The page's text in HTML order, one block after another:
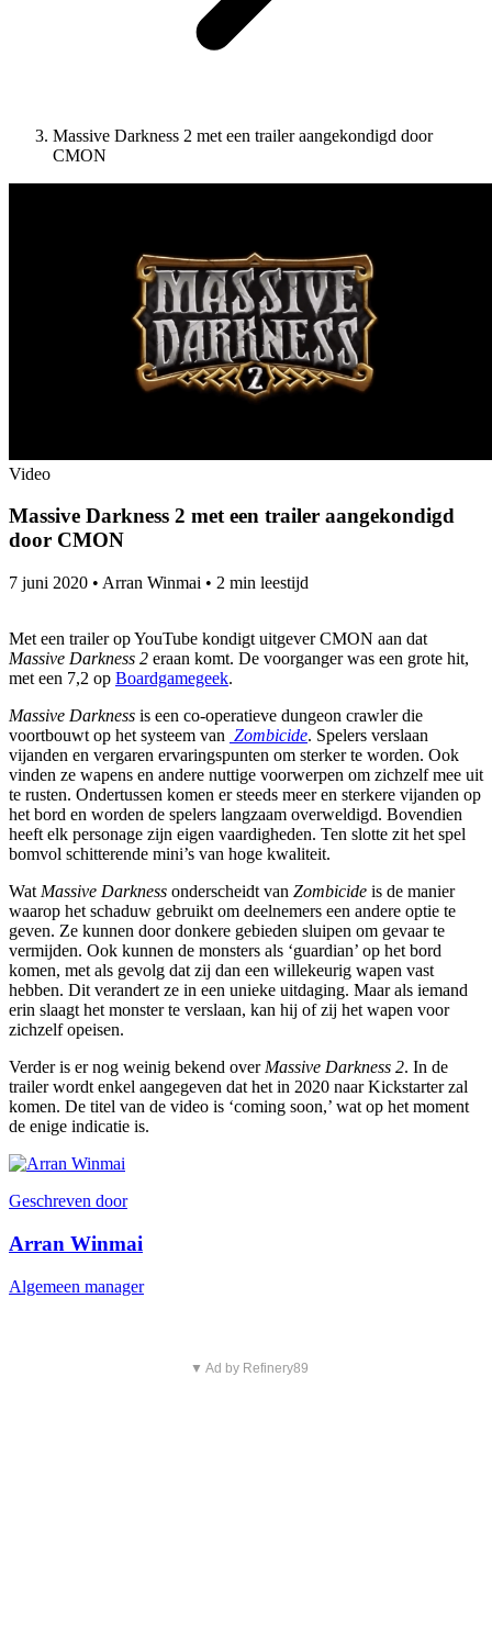
Massive Darkness 2 met een trailer aangekondigd door
CMON
Video
Massive Darkness 2 met een trailer aangekondigd
door CMON
7 juni 2020 • Arran Winmai • 2 min leestijd
Met een trailer op YouTube kondigt uitgever CMON aan dat
Massive Darkness 2 eraan komt. De voorganger was een grote hit,
met een 7,2 op Boardgamegeek.
Massive Darkness is een co-operatieve dungeon crawler die
voortbouwt op het systeem van Zombicide. Spelers verslaan
vijanden en vergaren ervaringspunten om sterker te worden. Ook
vinden ze wapens en andere nuttige voorwerpen om zichzelf mee uit
te rusten. Ondertussen komen er steeds meer en sterkere vijanden op
het bord en worden de spelers langzaam overweldigd. Bovendien
heeft elk personage zijn eigen vaardigheden. Ten slotte zit het spel
bomvol schitterende mini’s van hoge kwaliteit.
Wat Massive Darkness onderscheidt van Zombicide is de manier
waarop het schaduw gebruikt om deelnemers een andere optie te
geven. Ze kunnen door donkere gebieden sluipen om gevaar te
vermijden. Ook kunnen de monsters als ‘guardian’ op het bord
komen, met als gevolg dat zij dan een willekeurig wapen vast
hebben. Dit verandert ze in een unieke uitdaging. Maar als iemand
erin slaagt het monster te verslaan, kan hij of zij het wapen voor
zichzelf opeisen.
Verder is er nog weinig bekend overMassive Darkness 2. In de
trailer wordt enkel aangegeven dat het in 2020 naar Kickstarter zal
komen. De titel van de video is ‘coming soon,’ wat op het moment
de enige indicatie is.
Geschreven door
Arran Winmai
Algemeen manager
▼ Ad by Refinery89